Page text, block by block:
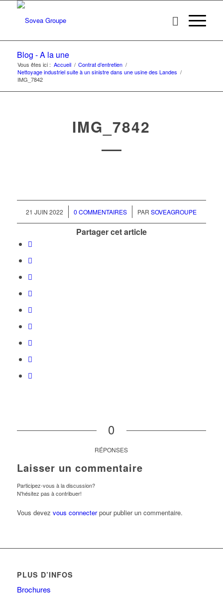
Blog - A la une
Vous êtes ici : Accueil / Contrat d’entretien /
Nettoyage industriel suite à un sinistre dans une usine des Landes /
IMG_7842
IMG_7842
21 JUIN 2022
/ 0 COMMENTAIRES
/ PARSOVEAGROUPE
Partager cet article
0
RÉPONSES
Laisser un commentaire
Participez-vous à la discussion?
N'hésitez pas à contribuer!
Vous devez vous connecterpour publier un commentaire.
PLUS D’INFOS
Brochures